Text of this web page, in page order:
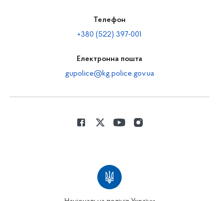
Телефон
+380 (522) 397-001
Електронна пошта
gupolice@kg.police.gov.ua